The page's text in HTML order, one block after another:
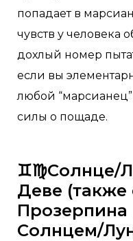
попадает в
чувств у человека
дохлый номер
если вы
любой
силы о пощаде.
♊♍Солнце/
Деве
Прозерпина
Солнцем/